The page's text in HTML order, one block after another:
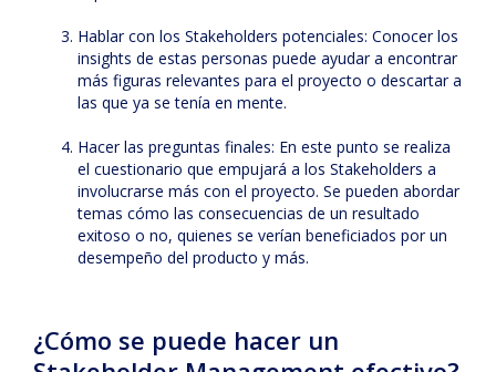
Hablar con los Stakeholders potenciales: Conocer los
insights de estas personas puede ayudar a encontrar
más figuras relevantes para el proyecto o descartar a
las que ya se tenía en mente.
Hacer las preguntas finales: En este punto se realiza
el cuestionario que empujará a los Stakeholders a
involucrarse más con el proyecto. Se pueden abordar
temas cómo las consecuencias de un resultado
exitoso o no, quienes se verían beneficiados por un
desempeño del producto y más.
¿Cómo se puede hacer un